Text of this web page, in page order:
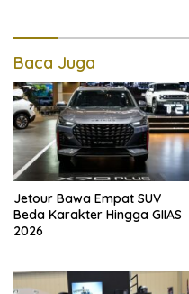
Baca Juga
Jetour Bawa Empat SUV
Beda Karakter Hingga GIIAS
2026